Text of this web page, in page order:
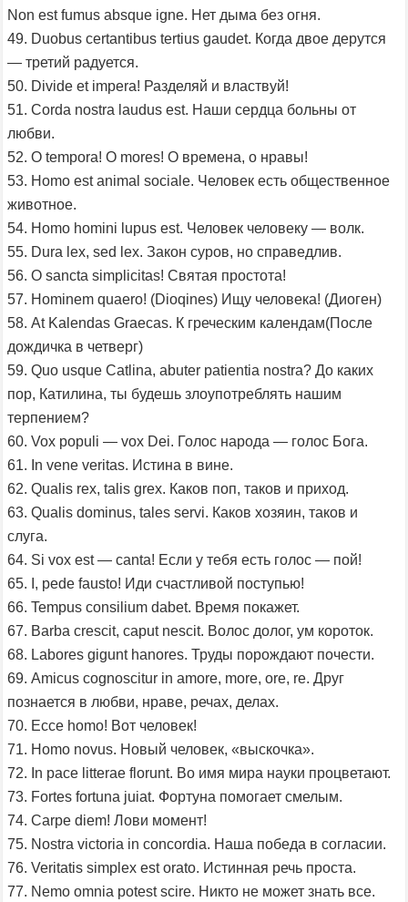
Non est fumus absque igne. Нет дыма без огня.
49. Duobus certantibus tertius gaudet. Когда двое дерутся
— третий радуется.
50. Divide et impera! Разделяй и властвуй!
51. Corda nostra laudus est. Наши сердца больны от
любви.
52. O tempora! O mores! О времена, о нравы!
53. Homo est animal sociale. Человек есть общественное
животное.
54. Homo homini lupus est. Человек человеку — волк.
55. Dura lex, sed lex. Закон суров, но справедлив.
56. O sancta simplicitas! Святая простота!
57. Hominem quaero! (Dioqines) Ищу человека! (Диоген)
58. At Kalendas Graecas. К греческим календам(После
дождичка в четверг)
59. Quo usque Catlina, abuter patientia nostra? До каких
пор, Катилина, ты будешь злоупотреблять нашим
терпением?
60. Vox populi — vox Dei. Голос народа — голос Бога.
61. In vene veritas. Истина в вине.
62. Qualis rex, talis grex. Каков поп, таков и приход.
63. Qualis dominus, tales servi. Каков хозяин, таков и
слуга.
64. Si vox est — canta! Если у тебя есть голос — пой!
65. I, pede fausto! Иди счастливой поступью!
66. Tempus consilium dabet. Время покажет.
67. Barba crescit, caput nescit. Волос долог, ум короток.
68. Labores gigunt hanores. Труды порождают почести.
69. Amicus cognoscitur in amore, more, ore, re. Друг
познается в любви, нраве, речах, делах.
70. Ecce homo! Вот человек!
71. Homo novus. Новый человек, «выскочка».
72. In pace litterae florunt. Во имя мира науки процветают.
73. Fortes fortuna juiat. Фортуна помогает смелым.
74. Carpe diem! Лови момент!
75. Nostra victoria in concordia. Наша победа в согласии.
76. Veritatis simplex est orato. Истинная речь проста.
77. Nemo omnia potest scire. Никто не может знать все.